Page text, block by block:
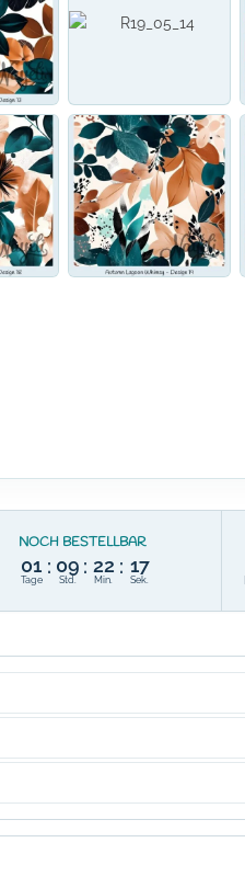
NOCH BESTELLBAR
01
Tage
: 09
Std.
: 22
Min.
: 15
Sek.